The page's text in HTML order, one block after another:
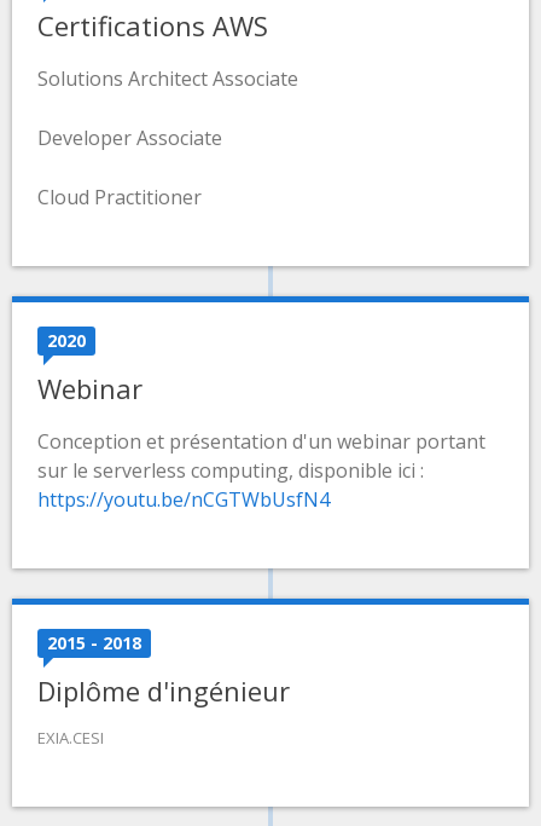
Certifications AWS
Solutions Architect Associate
Developer Associate
Cloud Practitioner
2020
Webinar
Conception et présentation d'un webinar portant
sur le serverless computing, disponible ici :
https://youtu.be/nCGTWbUsfN4
2015 - 2018
Diplôme d'ingénieur
EXIA.CESI